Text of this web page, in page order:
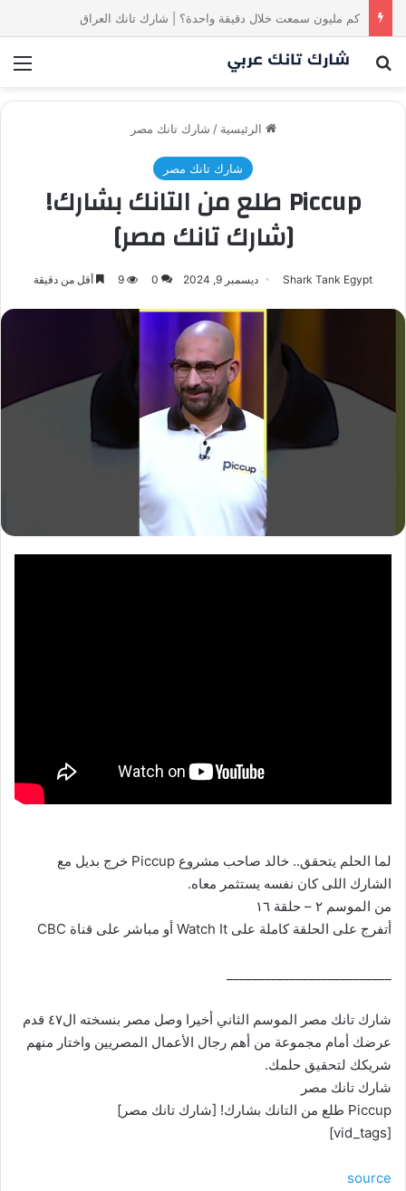
كم مليون سمعت خلال دقيقة واحدة؟ #SharkTankIraq
بحث عن
الرئيسية / شارك تانك مصر
شارك تانك مصر
Piccup طلع من التانك بشارك!
[شارك تانك مصر]
Shark Tank Egypt ديسمبر 9, 2024 0
9 أقل من دقيقة
لما الحلم يتحقق.. خالد صاحب مشروع Piccup خرج بديل مع
الشارك اللى كان نفسه يستثمر معاه.
من الموسم ٢ – حلقة ١٦
أتفرج على الحلقة كاملة على Watch It أو مباشر على قناة CBC
شارك تانك مصر الموسم الثاني أخيرا وصل مصر بنسخته ال٤٧ قدم
عرضك أمام مجموعة من أهم رجال الأعمال المصريين واختار منهم
شريكك لتحقيق حلمك.
شارك تانك مصر
Piccup طلع من التانك بشارك! [شارك تانك مصر]
[vid_tags]
source